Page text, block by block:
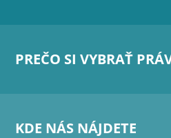
PREČO SI VYBRAŤ
KDE NÁS NÁJDETE